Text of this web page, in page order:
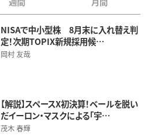
NISAで中小型株 8月末に入れ替え判
定！次期TOPIX新規採用候…
岡村 友哉
【解説】スペースX初決算！ベールを脱い
だイーロン・マスクによる「宇…
茂木 春輝